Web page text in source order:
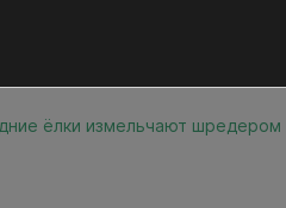
ёлки измельчают